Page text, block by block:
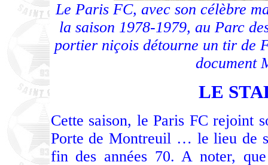
Le Paris FC, avec son célèbre
la saison 1978-1979, au Parc
portier niçois détourne un tir de
document
LE
Cette saison, le Paris FC rejoint
Porte de Montreuil … le lieu de
fin des années 70. A noter,